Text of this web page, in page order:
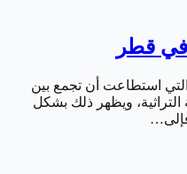
قطر
استطاعت أن تجمع بين
ويظهر ذلك بشكل